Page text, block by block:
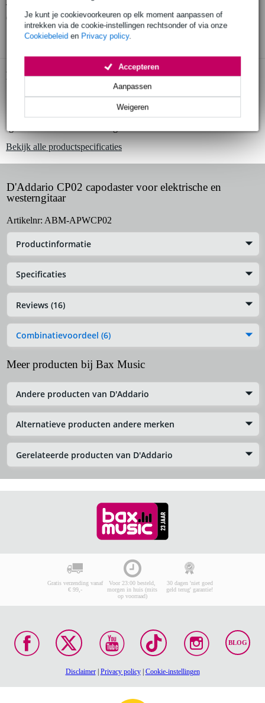
Je kunt je cookievoorkeuren op elk moment aanpassen of
intrekken via de cookie-instellingen rechtsonder of via onze
Cookiebeleid en Privacy policy.
Weigeren
Aanpassen
Accepteren
Twijfel je of de
elektrische en westerngitaarbij je past? Doe de check.
Start de check
Productinformatie
lichtgewicht en duurzame capodastro
voor western- en elektrische gitaren met gebogen toets
Bekijk alle productspecificaties
D'Addario CP02 capodaster voor elektrische en
westerngitaar
Artikelnr: ABM-APWCP02
Productinformatie
Specificaties
Reviews (16)
Combinatievoordeel (6)
Meer producten bij Bax Music
Andere producten van D'Addario
Alternatieve producten andere merken
Gerelateerde producten van D'Addario
Gratis verzending vanaf
€ 99,-
Voor 23:00 besteld,
morgen in huis (mits
op voorraad)
30 dagen 'niet goed
geld terug' garantie!
BLOG
Disclaimer| Privacy policy| Cookie-instellingen